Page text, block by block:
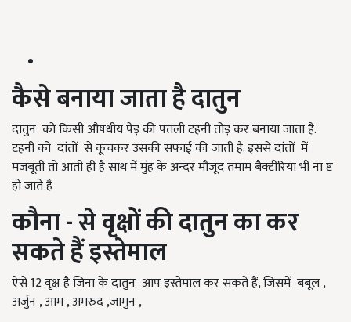
कैसे बनाया जाता है दातुन
दातुन को किसी औषधीय पेड़ की पतली टहनी तोड़ कर बनाया जाता है.
टहनी को दांतों से कूचकर उसकी सफाई की जाती है. इससे दांतों में
मजबूती तो आती ही है साथ में मुंह के अन्दर मौजूद तमाम बैक्टीरिया भी ना ष्ट
हो जाते हैं
कौना - से वृक्षों की दातुन का कर
सकते हैं इस्तेमाल
ऐसे 12 वृक्ष है जिना के दातुन आप इस्तेमाल कर सकते हैं, जिसमें बबूल ,
अर्जुन , आम , अमरुद ,जामुन ,